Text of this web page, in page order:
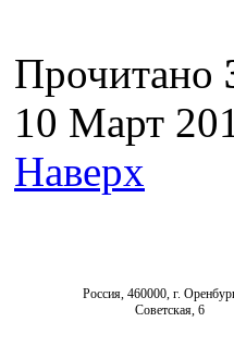
Прочитано
10 Март
Наверх
Россия, 460000, г.
Советская, 6